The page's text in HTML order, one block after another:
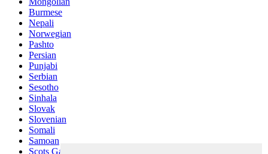
Burmese
Nepali
Norwegian
Pashto
Persian
Punjabi
Serbian
Sesotho
Sinhala
Slovak
Slovenian
Somali
Samoan
Scots Gaelic